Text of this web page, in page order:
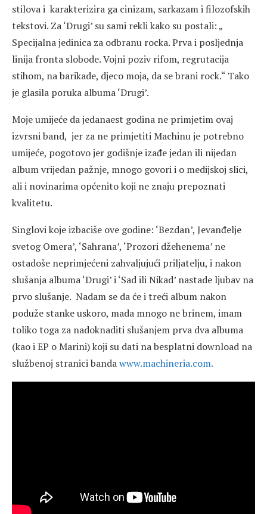
stilova i karakterizira ga cinizam, sarkazam i filozofskih
tekstovi. Za ‘Drugi’ su sami rekli kako su postali: „
Specijalna jedinica za odbranu rocka. Prva i posljednja
linija fronta slobode. Vojni poziv rifom, regrutacija
stihom, na barikade, djeco moja, da se brani rock.“ Tako
je glasila poruka albuma ‘Drugi’.
Moje umijeće da jedanaest godina ne primjetim ovaj
izvrsni band, jer za ne primjetiti Machinu je potrebno
umijeće, pogotovo jer godišnje izađe jedan ili nijedan
album vrijedan pažnje, mnogo govori i o medijskoj slici,
ali i novinarima općenito koji ne znaju prepoznati
kvalitetu.
Singlovi koje izbaciše ove godine: ‘Bezdan’, Jevanđelje
svetog Omera’, ‘Sahrana’, ‘Prozori džehenema’ ne
ostadoše neprimjećeni zahvaljujući priljatelju, i nakon
slušanja albuma ‘Drugi’ i ‘Sad ili Nikad’ nastade ljubav na
prvo slušanje. Nadam se da će i treći album nakon
poduže stanke uskoro, mada mnogo ne brinem, imam
toliko toga za nadoknaditi slušanjem prva dva albuma
(kao i EP o Marini) koji su dati na besplatni download na
službenoj stranici bandawww.machineria.com.